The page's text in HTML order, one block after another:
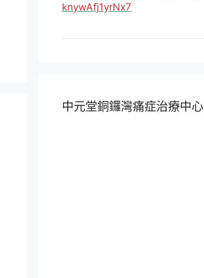
knywAfj1yrNx7
中元堂銅鑼灣痛症治療中心